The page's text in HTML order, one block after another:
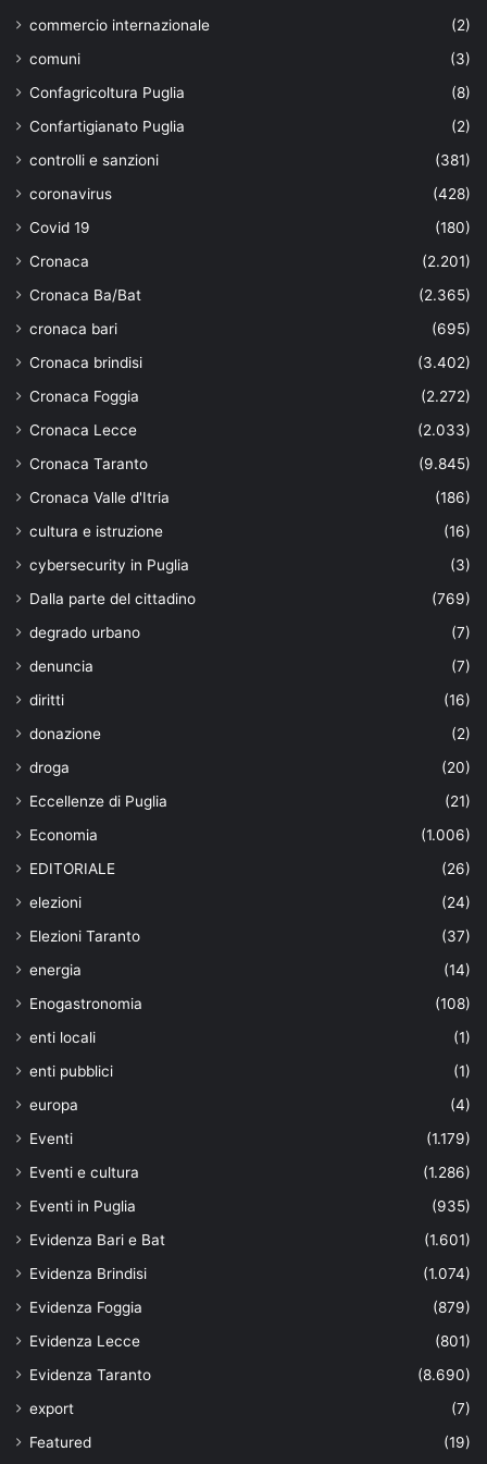
commercio internazionale
(2)
comuni
(3)
Confagricoltura Puglia
(8)
Confartigianato Puglia
(2)
controlli e sanzioni
(381)
coronavirus
(428)
Covid 19
(180)
Cronaca
(2.201)
Cronaca Ba/Bat
(2.365)
cronaca bari
(695)
Cronaca brindisi
(3.402)
Cronaca Foggia
(2.272)
Cronaca Lecce
(2.033)
Cronaca Taranto
(9.845)
Cronaca Valle d'Itria
(186)
cultura e istruzione
(16)
cybersecurity in Puglia
(3)
Dalla parte del cittadino
(769)
degrado urbano
(7)
denuncia
(7)
diritti
(16)
donazione
(2)
droga
(20)
Eccellenze di Puglia
(21)
Economia
(1.006)
EDITORIALE
(26)
elezioni
(24)
Elezioni Taranto
(37)
energia
(14)
Enogastronomia
(108)
enti locali
(1)
enti pubblici
(1)
europa
(4)
Eventi
(1.179)
Eventi e cultura
(1.286)
Eventi in Puglia
(935)
Evidenza Bari e Bat
(1.601)
Evidenza Brindisi
(1.074)
Evidenza Foggia
(879)
Evidenza Lecce
(801)
Evidenza Taranto
(8.690)
export
(7)
Featured
(19)